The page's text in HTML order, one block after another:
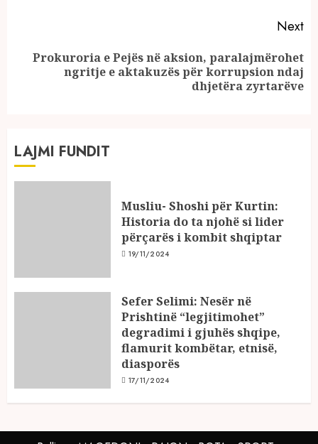
Next
Next
Prokuroria e Pejës në aksion, paralajmërohet
ngritje e aktakuzës për korrupsion ndaj
dhjetëra zyrtarëve
LAJMI FUNDIT
Musliu- Shoshi për Kurtin:
Historia do ta njohë si lider
përçarës i kombit shqiptar
19/11/2024
Sefer Selimi: Nesër në
Prishtinë “legjitimohet”
degradimi i gjuhës shqipe,
flamurit kombëtar, etnisë,
diasporës
17/11/2024